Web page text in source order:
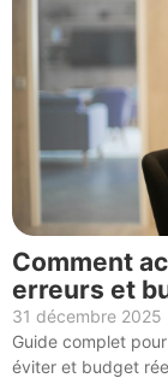
Comment
erreurs et
31 décembre 2025
Guide complet
éviter et budget